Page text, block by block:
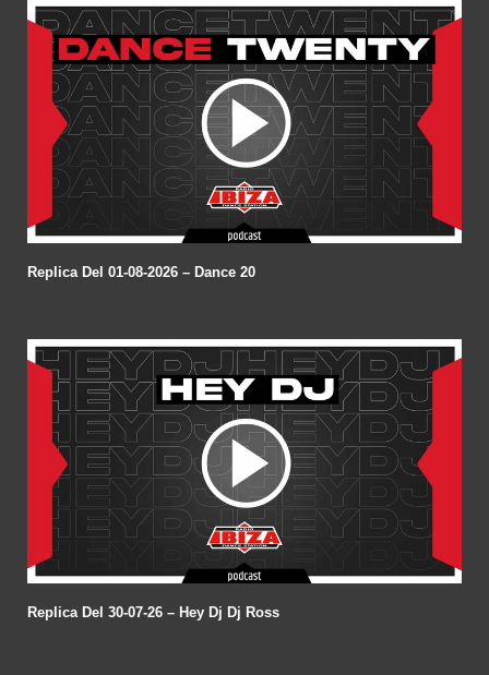
Replica Del 01-08-2026 – Dance 20
Replica Del 30-07-26 – Hey Dj Dj Ross